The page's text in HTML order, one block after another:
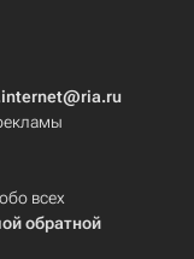
всех
обратной